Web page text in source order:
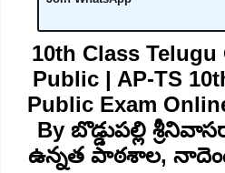
10th Class
Public | AP-TS
Public Exam
By బొడ్డుపల్లి
ఉన్నత పాఠశాల,